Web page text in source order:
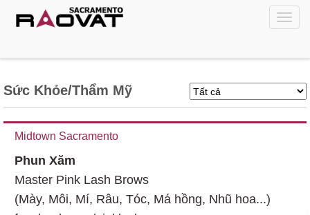
Sức Khỏe/Thẩm Mỹ
Midtown Sacramento
Phun Xăm
Master Pink Lash Brows
(Mày, Môi, Mí, Râu, Tóc, Má hồng, Nhũ hoa...)